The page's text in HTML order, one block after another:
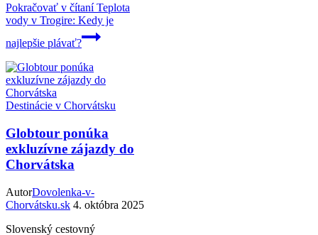
Pokračovať v čítaníTeplota
vody v Trogire: Kedy je
najlepšie plávať?
Destinácie v Chorvátsku
Globtour ponúka
exkluzívne zájazdy do
Chorvátska
AutorDovolenka-v-
Chorvátsku.sk 4. októbra 2025
Slovenský cestovný